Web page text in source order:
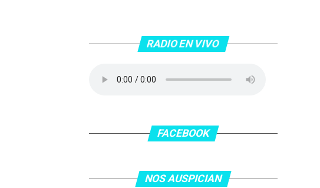
RADIO EN VIVO
FACEBOOK
NOS AUSPICIAN